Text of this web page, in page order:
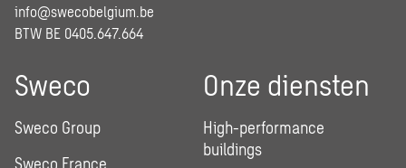
info@swecobelgium.be
BTW BE 0405.647.664
Sweco
Sweco Group
Sweco France
Onze diensten
High-performance
buildings